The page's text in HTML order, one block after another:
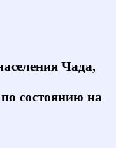
Чада,
состоянию на